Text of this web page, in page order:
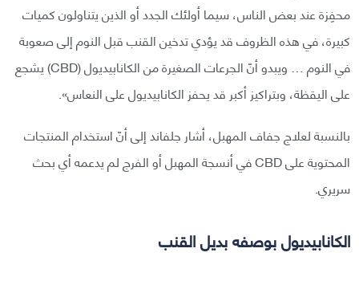
محفِزة عند بعض الناس، سيما أولئك الجدد أو الذين يتناولون كميات
كبيرة، في هذه الظروف قد يؤدي تدخين القنب قبل النوم إلى صعوبة
في النوم … ويبدو أنّ الجرعات الصغيرة من الكانابيديول (CBD) يشجع
على اليقظة، وبتراكيز أكبر قد يحفز الكانابيديول على النعاس».
بالنسبة لعلاج جفاف المهبل، أشار جلفاند إلى أنّ استخدام المنتجات
المحتوية على CBD في أنسجة المهبل أو الفرج لم يدعمه أي بحث
سريري.
الكانابيديول بوصفه بديل القنب